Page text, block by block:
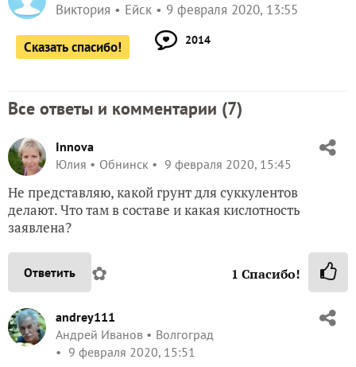
Виктория Ейск 9 февраля 2020, 13:55
Сказать спасибо! 2014
Все ответы и комментарии (7)
Innova
Юлия
Обнинск 9 февраля 2020, 15:45
Не представляю, какой грунт для суккулентов
делают. Что там в составе и какая кислотность
заявлена?
Ответить ✿ 1 Спасибо!
andrey111
Андрей Иванов
Волгоград
9 февраля 2020, 15:51